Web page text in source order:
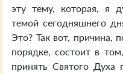
эту тему, которая, я
темой сегодняшнего
Это? Так вот, причина,
порядке, состоит в
принять Святого Духа